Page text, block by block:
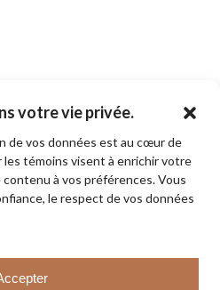
votre vie privée.
de vos données est au cœur de
témoins visent à enrichir votre
à vos préférences. Vous
le respect de vos données
0,00$